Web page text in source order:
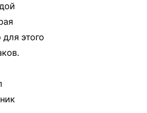
этого